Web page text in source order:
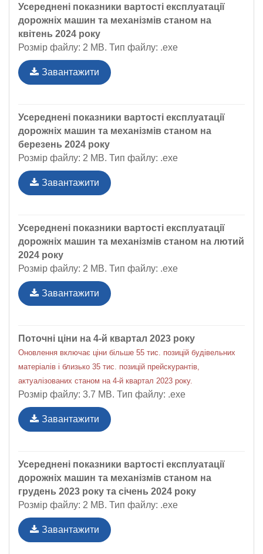
Усереднені показники вартості експлуатації
дорожніх машин та механізмів станом на
квітень 2024 року
Розмір файлу: 2 MB. Тип файлу: .exe
Завантажити
Усереднені показники вартості експлуатації
дорожніх машин та механізмів станом на
березень 2024 року
Розмір файлу: 2 MB. Тип файлу: .exe
Завантажити
Усереднені показники вартості експлуатації
дорожніх машин та механізмів станом на лютий
2024 року
Розмір файлу: 2 MB. Тип файлу: .exe
Завантажити
Поточні ціни на 4-й квартал 2023 року
Оновлення включає ціни більше 55 тис. позицій будівельних
матеріалів і близько 35 тис. позицій прейскурантів,
актуалізованих станом на 4-й квартал 2023 року.
Розмір файлу: 3.7 MB. Тип файлу: .exe
Завантажити
Усереднені показники вартості експлуатації
дорожніх машин та механізмів станом на
грудень 2023 року та січень 2024 року
Розмір файлу: 2 MB. Тип файлу: .exe
Завантажити